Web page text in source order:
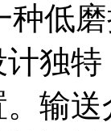
种低
独
输